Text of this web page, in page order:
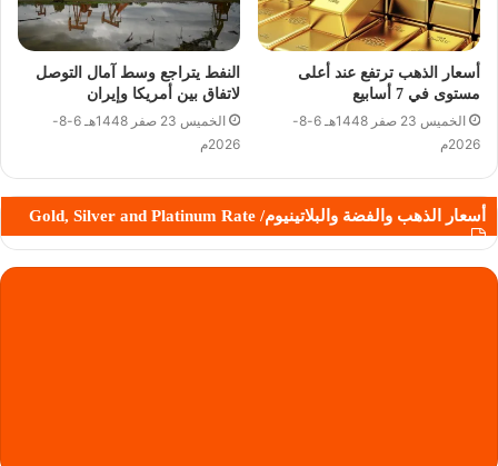
أسعار الذهب ترتفع عند أعلى
مستوى في 7 أسابيع
الخميس 23 صفر 1448هـ 6-8-
2026م
النفط يتراجع وسط آمال التوصل
لاتفاق بين أمريكا وإيران
الخميس 23 صفر 1448هـ 6-8-
2026م
أسعار الذهب والفضة والبلاتينيوم/ Gold, Silver and Platinum Rate